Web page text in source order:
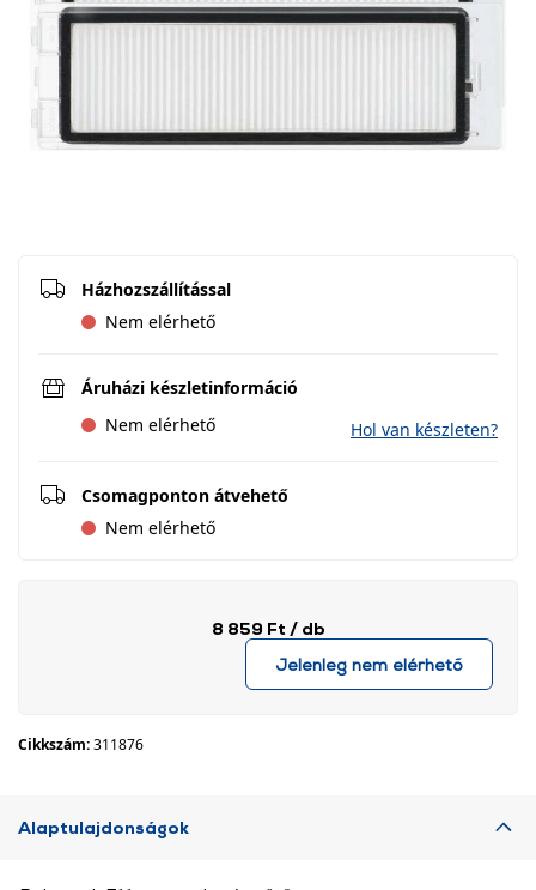
Házhozszállítással
Nem elérhető
Áruházi készletinformáció
Nem elérhető
Hol van készleten?
Csomagponton átvehető
Nem elérhető
8 859 Ft / db
Jelenleg nem elérhető
Cikkszám:311876
Alaptulajdonságok